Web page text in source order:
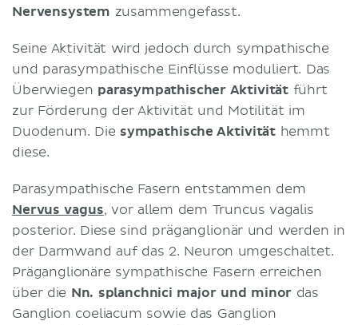
Nervensystem zusammengefasst.
Seine Aktivität wird jedoch durch sympathische
und parasympathische Einflüsse moduliert. Das
Überwiegen parasympathischer Aktivität führt
zur Förderung der Aktivität und Motilität im
Duodenum. Die sympathische Aktivität hemmt
diese.
Parasympathische Fasern entstammen dem
Nervus vagus, vor allem dem Truncus vagalis
posterior. Diese sind präganglionär und werden in
der Darmwand auf das 2. Neuron umgeschaltet.
Präganglionäre sympathische Fasern erreichen
über die Nn. splanchnici major und minor das
Ganglion coeliacum sowie das Ganglion